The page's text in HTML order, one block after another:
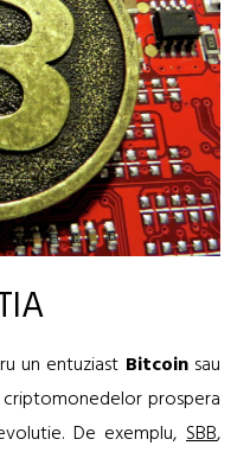
un entuziast Bitcoinsau
prospera
De exemplu, SBB,